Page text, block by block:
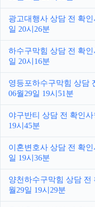
광고대행사 상담 전 확인
일 20시26분
하수구막힘 상담 전 확인
일 20시16분
영등포하수구막힘 상담
06월29일 19시51분
야구반티 상담 전 확인사
19시45분
이혼변호사 상담 전 확인
일 19시36분
양천하수구막힘 상담 전
월29일 19시29분